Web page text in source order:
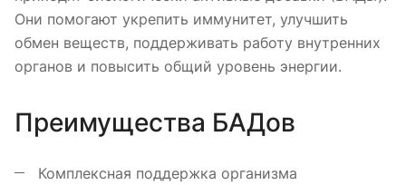
Они помогают укрепить иммунитет, улучшить
обмен веществ, поддерживать работу внутренних
органов и повысить общий уровень энергии.
Преимущества БАДов
Комплексная поддержка организма